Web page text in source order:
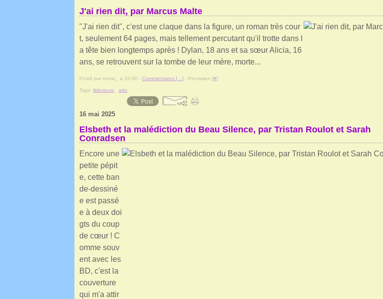
J'ai rien dit, par Marcus Malte
"J'ai rien dit", c'est une claque dans la figure, un roman très cour
t, seulement 64 pages, mais tellement percutant qu'il trotte dans l
a tête bien longtemps après ! Dylan, 18 ans et sa sœur Alicia, 16
ans, se retrouvent sur la tombe de leur mère, morte...
Posté par nemo_ à 10:00 - Commentaires [ ] - Permalien [#]
Tags: littérature ado
16 mai 2025
Elsbeth et la malédiction du Beau Silence, par Tristan Roulot et Sarah
Conradsen
Encore une
petite pépit
e, cette ban
de-dessiné
e est passé
e à deux doi
gts du coup
de cœur ! C
omme souv
ent avec les
BD, c'est la
couverture
qui m'a attir